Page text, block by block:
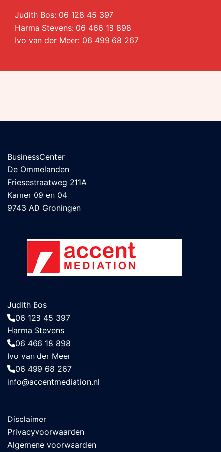
Judith Bos: 06 128 45 397
Harma Stevens: 06 466 18 898
Ivo van der Meer: 06 499 68 267
BusinessCenter
De Ommelanden
Friesestraatweg 211A
Kamer 09 en 04
9743 AD Groningen
Judith Bos
06 128 45 397
Harma Stevens
06 466 18 898
Ivo van der Meer
06 499 68 267
info@accentmediation.nl
Disclaimer
Privacyvoorwaarden
Algemene voorwaarden